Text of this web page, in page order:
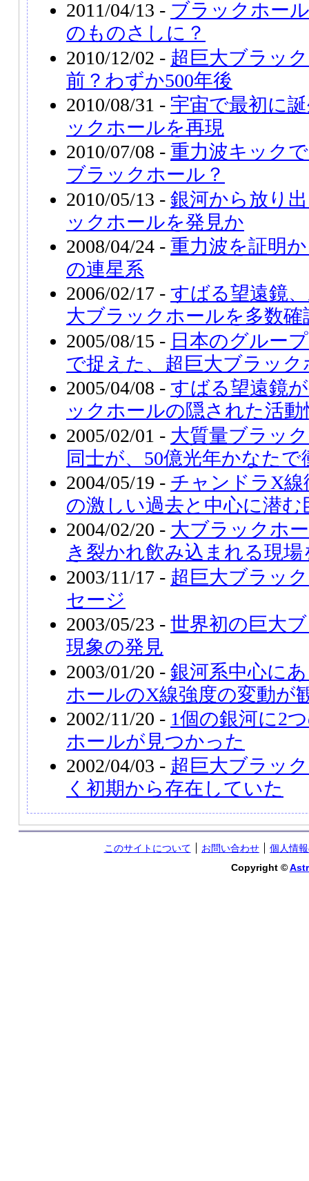
2011/04/13 - ブラックホー
のものさしに？
2010/12/02 - 超巨大ブラッ
前？わずか500年後
2010/08/31 - 宇宙で最初に
ックホールを再現
2010/07/08 - 重力波キック
ブラックホール？
2010/05/13 - 銀河から放り
ックホールを発見か
2008/04/24 - 重力波を証明
の連星系
2006/02/17 - すばる望遠鏡
大ブラックホールを多数確
2005/08/15 - 日本のグルー
で捉えた、超巨大ブラッ
2005/04/08 - すばる望遠鏡
ックホールの隠された活
2005/02/01 - 大質量ブラッ
同士が、50億光年かなたで
2004/05/19 - チャンドラX
の激しい過去と中心に潜
2004/02/20 - 大ブラックホ
き裂かれ飲み込まれる現
2003/11/17 - 超巨大ブラッ
セージ
2003/05/23 - 世界初の巨大
現象の発見
2003/01/20 - 銀河系中心に
ホールのX線強度の変動が
2002/11/20 - 1個の銀河に2
ホールが見つかった
2002/04/03 - 超巨大ブラッ
く初期から存在していた
このサイトについて お問い合わせ
個人情
Copyright ©